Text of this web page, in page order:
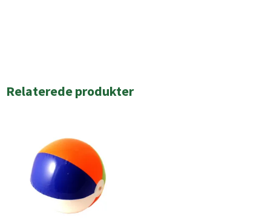
Relaterede produkter